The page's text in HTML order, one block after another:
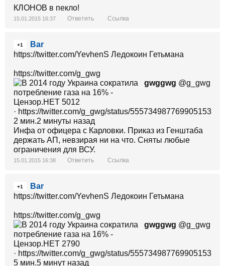
КЛОНОВ в пекло!
15.01.2015 16:37 Ответить Ссылка
+1
Bar
https://twitter.com/YevhenS Ледокоин Гетьмана
https://twitter.com/g_gwg
gwggwg @g_gwg
· https://twitter.com/g_gwg/status/555734987769905153
2 мин.2 минуты назад
Инфа от офицера с Карловки. Приказ из Генштаба
держать АП, невзирая ни на что. Сняты любые
ограничения для ВСУ.
15.01.2015 16:38 Ответить Ссылка
+1
Bar
https://twitter.com/YevhenS Ледокоин Гетьмана
https://twitter.com/g_gwg
gwggwg @g_gwg
· https://twitter.com/g_gwg/status/555734987769905153
5 мин.5 минут назад